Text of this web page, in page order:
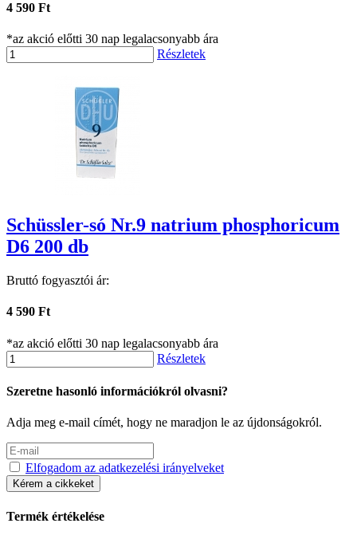
4 590 Ft
*az akció előtti 30 nap legalacsonyabb ára
Részletek
Schüssler-só Nr.9 natrium phosphoricum
D6 200 db
Bruttó fogyasztói ár:
4 590 Ft
*az akció előtti 30 nap legalacsonyabb ára
Részletek
Szeretne hasonló információkról olvasni?
Adja meg e-mail címét, hogy ne maradjon le az újdonságokról.
Elfogadom az adatkezelési irányelveket
Kérem a cikkeket
Termék értékelése